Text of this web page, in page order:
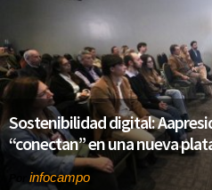
Sostenibilidad digital:
“conectan” en una nueva
infocampo